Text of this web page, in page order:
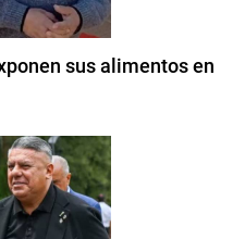
sus alimentos en